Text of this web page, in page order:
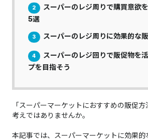
2
スーパーのレジ周りで購買意欲
5選
3 スーパーのレジ周りに効果的な
4
スーパーのレジ回りで販促物を
プを目指そう
「スーパーマーケットにおすすめの販促
考えではありませんか。
本記事では、スーパーマーケットに効果的